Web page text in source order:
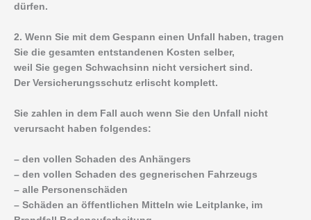
dürfen.
2. Wenn Sie mit dem Gespann einen Unfall haben, tragen
Sie die gesamten entstandenen Kosten selber,
weil Sie gegen Schwachsinn nicht versichert sind.
Der Versicherungsschutz erlischt komplett.
Sie zahlen in dem Fall auch wenn Sie den Unfall nicht
verursacht haben folgendes:
– den vollen Schaden des Anhängers
– den vollen Schaden des gegnerischen Fahrzeugs
– alle Personenschäden
– Schäden an öffentlichen Mitteln wie Leitplanke, im